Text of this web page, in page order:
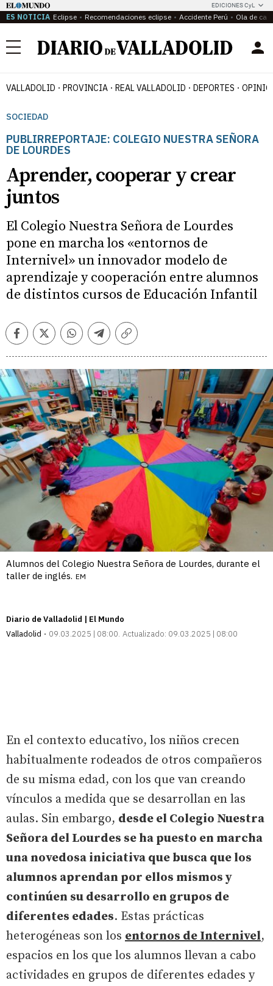
EDICIONES CyL
ES NOTICIA Eclipse Recomendaciones eclipse Accidente Perú Ola de
Menú
VALLADOLID PROVINCIA REAL VALLADOLID DEPORTES
SOCIEDAD
PUBLIRREPORTAJE: COLEGIO NUESTRA SEÑORA
DE LOURDES
Aprender, cooperar y crear
juntos
El Colegio Nuestra Señora de Lourdes
pone en marcha los «entornos de
Internivel» un innovador modelo de
aprendizaje y cooperación entre alumnos
de distintos cursos de Educación Infantil
FacebookTwitterWhatsappTelegramCopiar
Alumnos del Colegio Nuestra Señora de Lourdes, durante el
taller de inglés. EM
Diario de Valladolid | El Mundo
Valladolid
09.03.2025 | 08:00 Actualizado: 09.03.2025 | 08:00
En el contexto educativo, los niños crecen
habitualmente rodeados de otros compañeros
de su misma edad, con los que van creando
vínculos a medida que se desarrollan en las
aulas. Sin embargo, desde el Colegio Nuestra
Señora del Lourdes se ha puesto en marcha
una novedosa iniciativa que busca que los
alumnos aprendan por ellos mismos y
continúen su desarrollo en grupos de
diferentes edades. Estas prácticas
heterogéneas son los entornos de Internivel,
espacios en los que los alumnos llevan a cabo
actividades en grupos de diferentes edades y